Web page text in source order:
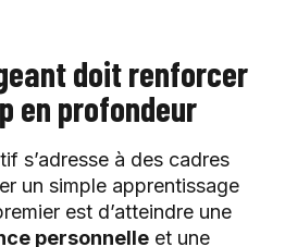
doit renforcer
en profondeur
s’adresse à des cadres
un simple apprentissage
est d’atteindre une
personnelle et une